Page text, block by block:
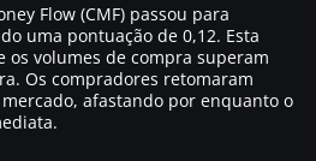
Flow (CMF) passou para
uma pontuação de 0,12. Esta
volumes de compra superam
Os compradores retomaram
afastando por enquanto o